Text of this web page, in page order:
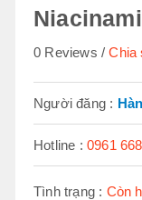
0 Reviews Chia
Người đăng :
Hotline :0961
Tình trạng : Còn